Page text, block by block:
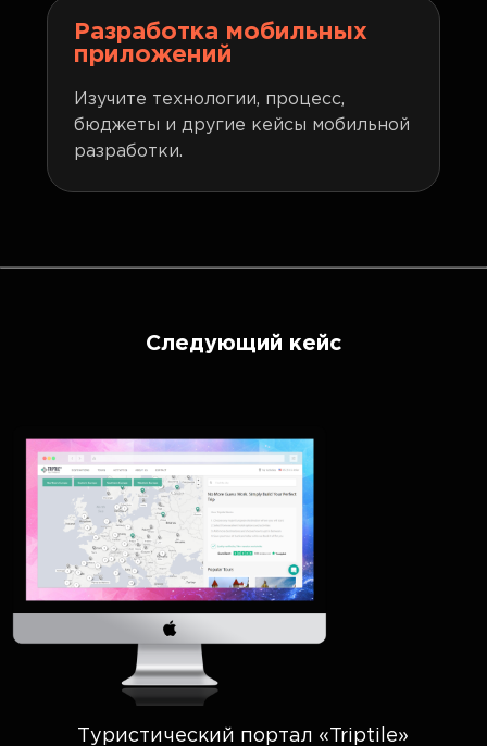
Разработка мобильных
приложений
Изучите технологии, процесс,
бюджеты и другие кейсы мобильной
разработки.
Следующий кейс
Туристический портал «Triptile»